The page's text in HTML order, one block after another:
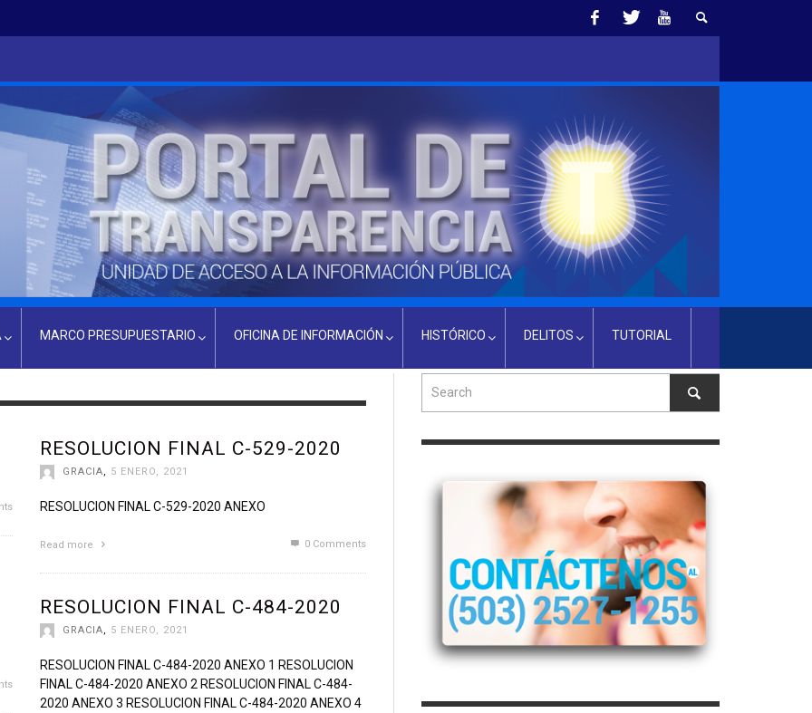
LEGAL
MARCO PRESUPUESTARIO
VIAJES
ESTADOS FINANCIEROS
CONTRATACIONES Y ADQUISICIONES
OFICINA DE INFORMACIÓN
GUÍA DE ORGANIZACIÓN DE ARCHIVOS
MECANISMOS DE PARTICIPACIÓN CIUDADANA
HISTÓRICO
MARCO NORMATIVO
DELITOS
HURTOS
ROBOS DE VEHÍCULOS
LESIONES
ROBOS Y HURTOS DE VEHÍCULOS CON
MERCADERÍA
SECUESTROS
VIOLACIÓN
TUTORIAL
RESOLUCION FINAL C-529-2020
GRACIA, 5 ENERO, 2021
RESOLUCION FINAL C-529-2020 ANEXO
Read more 0 Comments
RESOLUCION FINAL C-484-2020
GRACIA, 5 ENERO, 2021
RESOLUCION FINAL C-484-2020 ANEXO 1 RESOLUCION
FINAL C-484-2020 ANEXO 2 RESOLUCION FINAL C-484-
2020 ANEXO 3 RESOLUCION FINAL C-484-2020 ANEXO 4